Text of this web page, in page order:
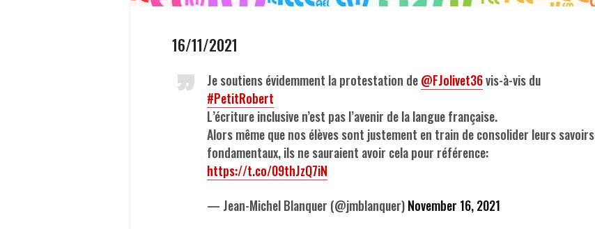
16/11/2021
Je soutiens évidemment la protestation de@FJolivet36vis-à-vis du
#PetitRobert
L’écriture inclusive n’est pas l’avenir de la langue française.
Alors même que nos élèves sont justement en train de consolider leurs savoirs
fondamentaux, ils ne sauraient avoir cela pour référence:
https://t.co/09thJzQ7iN
— Jean-Michel Blanquer (@jmblanquer)November 16, 2021